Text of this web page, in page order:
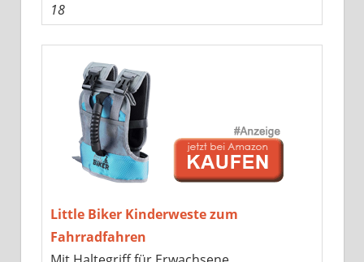
18
Little Biker Kinderweste zum
Fahrradfahren